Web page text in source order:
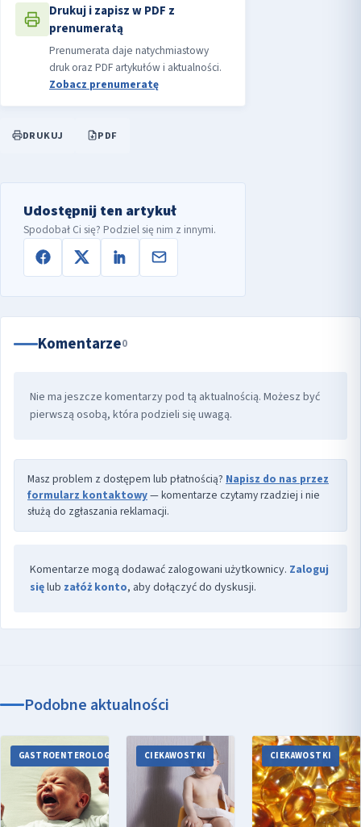
Drukuj i zapisz w PDF z
prenumeratą
Prenumerata daje natychmiastowy
druk oraz PDF artykułów i aktualności.
Zobacz prenumeratę
DRUKUJ PDF
Udostępnij ten artykuł
Spodobał Ci się? Podziel się nim z innymi.
Komentarze0
Nie ma jeszcze komentarzy pod tą aktualnością. Możesz być
pierwszą osobą, która podzieli się uwagą.
Masz problem z dostępem lub płatnością? Napisz do nas przez
formularz kontaktowy— komentarze czytamy rzadziej i nie
służą do zgłaszania reklamacji.
Komentarze mogą dodawać zalogowani użytkownicy. Zaloguj
sięlub załóż konto, aby dołączyć do dyskusji.
Podobne aktualności
GASTROENTEROLOGIA CIEKAWOSTKI CIEKAWOSTKI